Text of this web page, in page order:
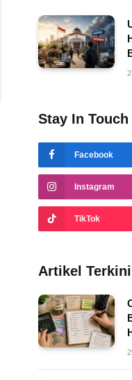
Stay In Touch
Facebook
Instagram
TikTok
Artikel Terkini